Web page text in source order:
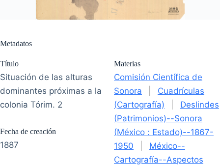
Metadatos
Título
Situación de las alturas
dominantes próximas a la
colonia Tórim. 2
Fecha de creación
1887
Materias
Comisión Científica de
Sonora
Cuadrículas
(Cartografía)
Deslindes
(Patrimonios)--Sonora
(México : Estado)--1867-
1950
México--
Cartografía--Aspectos